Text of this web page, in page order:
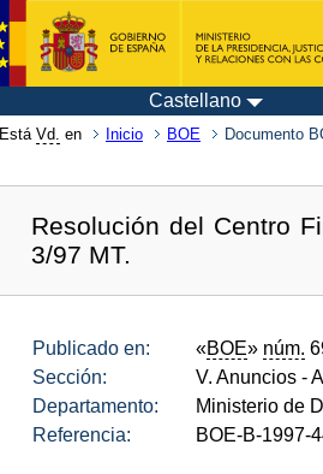
Castellano
Está Vd. en Inicio BOE Documento
Resolución del Centro
3/97 MT.
Publicado en: «BOE» núm.
Sección:
V. Anuncios -
Departamento:
Ministerio de
Referencia:
BOE-B-1997-